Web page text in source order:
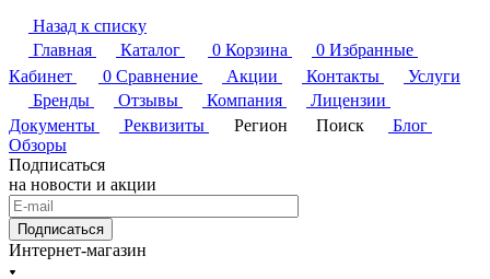
Назад к списку
Главная
Каталог 0 Корзина 0 Избранные
Кабинет
0 Сравнение Акции Контакты
Услуги
Бренды
Отзывы Компания
Лицензии
Документы
Реквизиты Регион Поиск
Блог
Обзоры
Подписаться
на новости и акции
Подписаться
Интернет-магазин